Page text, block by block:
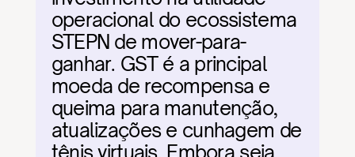
operacional do ecossistema
STEPN de mover-para-
ganhar. GST é a principal
moeda de recompensa e
queima para manutenção,
atualizações e cunhagem de
tênis virtuais. Embora seja